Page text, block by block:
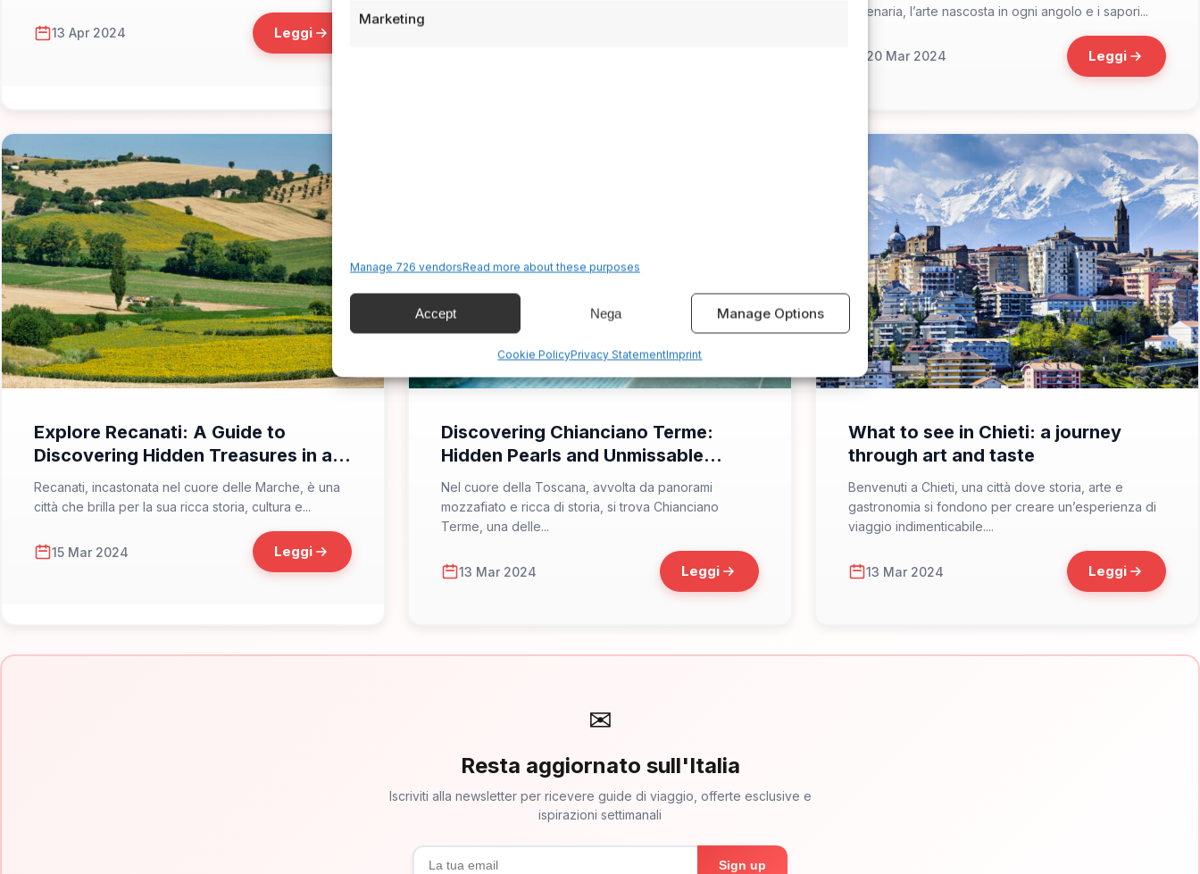
Marketing
Manage 726 vendorsRead more about these purposes
Accept Nega Manage Options
Cookie PolicyPrivacy StatementImprint
13 Apr 2024 Leggi
millenaria, l’arte nascosta in ogni angolo e i sapori...
20 Mar 2024 Leggi
Explore Recanati: A Guide to
Discovering Hidden Treasures in a
Day or More
Recanati, incastonata nel cuore delle Marche, è una
città che brilla per la sua ricca storia, cultura e...
15 Mar 2024 Leggi
Discovering Chianciano Terme:
Hidden Pearls and Unmissable
Attractions
Nel cuore della Toscana, avvolta da panorami
mozzafiato e ricca di storia, si trova Chianciano
Terme, una delle...
13 Mar 2024 Leggi
What to see in Chieti: a journey
through art and taste
Benvenuti a Chieti, una città dove storia, arte e
gastronomia si fondono per creare un’esperienza di
viaggio indimenticabile....
13 Mar 2024 Leggi
✉
Resta aggiornato sull'Italia
Iscriviti alla newsletter per ricevere guide di viaggio, offerte esclusive e
ispirazioni settimanali
Sign up